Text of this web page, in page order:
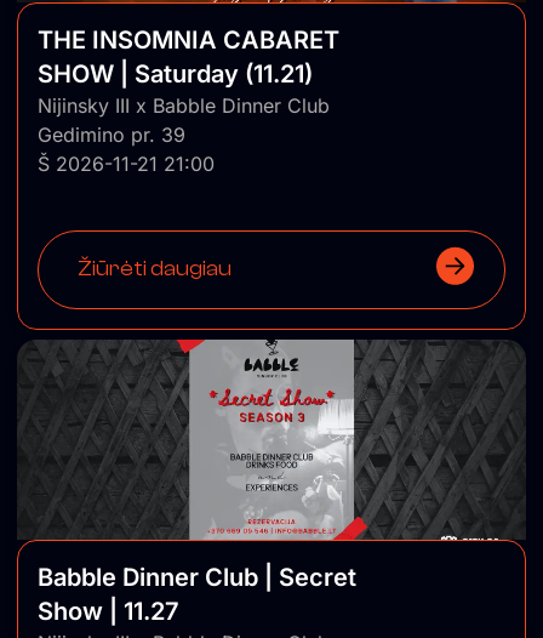
THE INSOMNIA CABARET
SHOW | Saturday (11.21)
Nijinsky III x Babble Dinner Club
Gedimino pr. 39
Š 2026-11-21 21:00
Žiūrėti daugiau
Babble Dinner Club | Secret
Show | 11.27